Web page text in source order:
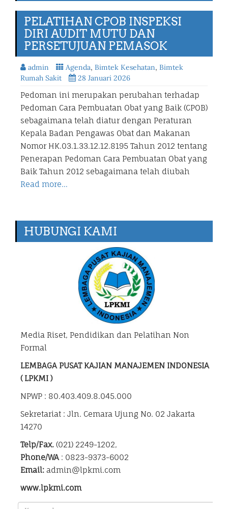
PELATIHAN CPOB INSPEKSI
DIRI AUDIT MUTU DAN
PERSETUJUAN PEMASOK
admin Agenda, Bimtek Kesehatan, Bimtek
Rumah Sakit
28 Januari 2026
Pedoman ini merupakan perubahan terhadap
Pedoman Cara Pembuatan Obat yang Baik (CPOB)
sebagaimana telah diatur dengan Peraturan
Kepala Badan Pengawas Obat dan Makanan
Nomor HK.03.1.33.12.12.8195 Tahun 2012 tentang
Penerapan Pedoman Cara Pembuatan Obat yang
Baik Tahun 2012 sebagaimana telah diubah
Read more…
HUBUNGI KAMI
Media Riset, Pendidikan dan Pelatihan Non
Formal
LEMBAGA PUSAT KAJIAN MANAJEMEN INDONESIA
( LPKMI )
NPWP : 80.403.409.8.045.000
Sekretariat : Jln. Cemara Ujung No. 02 Jakarta
14270
Telp/Fax. (021) 2249-1202,
Phone/WA: 0823-9373-6002
Email: admin@lpkmi.com
www.lpkmi.com